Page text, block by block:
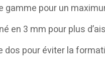
gamme pour un
en 3 mm pour plus
pour éviter la